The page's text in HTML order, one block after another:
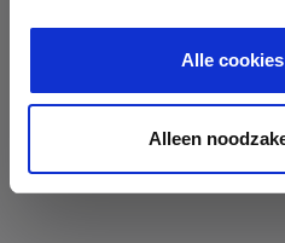
Alle
Alleen